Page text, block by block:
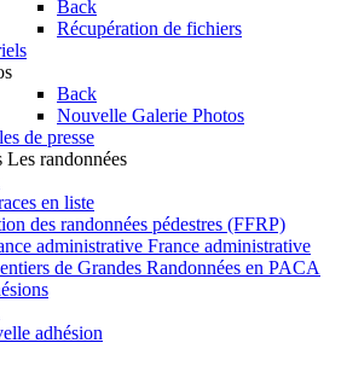
Back
Récupération de fichiers
Back
Nouvelle Galerie Photos
de presse
Les randonnées
en liste
des randonnées pédestres (FFRP)
France administrative
de Grandes Randonnées en PACA
adhésion